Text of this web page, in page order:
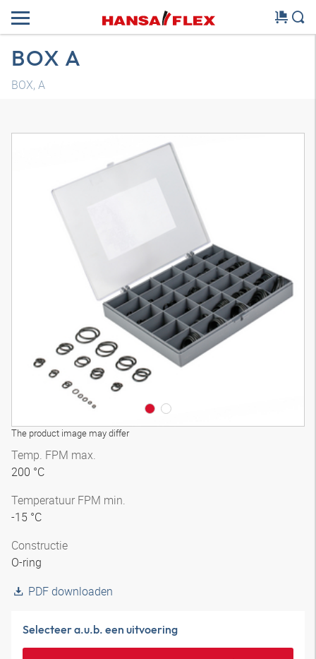
BOX A
BOX, A
The product image may differ
Temp. FPM max.
200 °C
Temperatuur FPM min.
-15 °C
Constructie
O-ring
PDF downloaden
Selecteer a.u.b. een uitvoering